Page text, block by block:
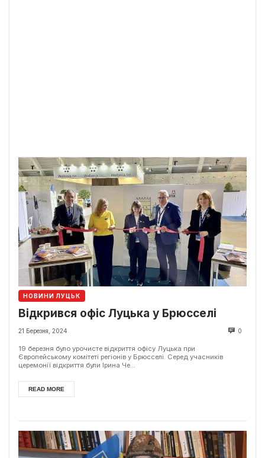
НОВИНИ ЛУЦЬК
Відкрився офіс Луцька у Брюсселі
21 Березня, 2024 0
19 березня було урочисте відкриття офісу Луцька при
Європейському комітеті регіонів у Брюсселі. Серед учасників
церемонії відкриття були Ірина Че...
READ MORE